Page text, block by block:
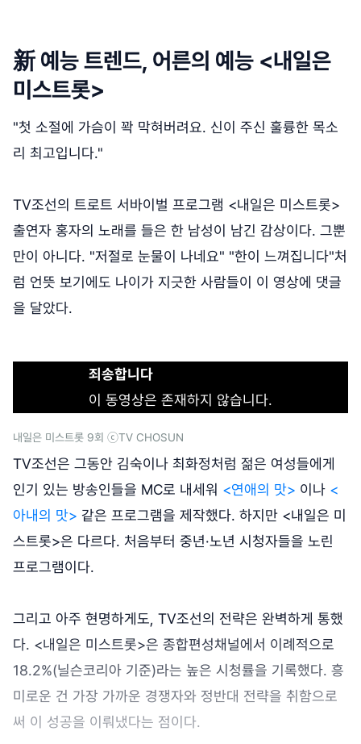
新 예능 트렌드, 어른의 예능 <내일은
미스트롯>
"첫 소절에 가슴이 꽉 막혀버려요. 신이 주신 훌륭한 목소
리 최고입니다."
TV조선의 트로트 서바이벌 프로그램 <내일은 미스트롯>
출연자 홍자의 노래를 들은 한 남성이 남긴 감상이다. 그뿐
만이 아니다. "저절로 눈물이 나네요" "한이 느껴집니다"처
럼 언뜻 보기에도 나이가 지긋한 사람들이 이 영상에 댓글
을 달았다.
죄송합니다
이 동영상은 존재하지 않습니다.
내일은 미스트롯 9회 ⓒTV CHOSUN
TV조선은 그동안 김숙이나 최화정처럼 젊은 여성들에게
인기 있는 방송인들을 MC로 내세워 <연애의 맛> 이나 <
아내의 맛> 같은 프로그램을 제작했다. 하지만 <내일은 미
스트롯>은 다르다. 처음부터 중년·노년 시청자들을 노린
프로그램이다.
그리고 아주 현명하게도, TV조선의 전략은 완벽하게 통했
다. <내일은 미스트롯>은 종합편성채널에서 이례적으로
18.2%(닐슨코리아 기준)라는 높은 시청률을 기록했다. 흥
미로운 건 가장 가까운 경쟁자와 정반대 전략을 취함으로
써 이 성공을 이뤄냈다는 점이다.